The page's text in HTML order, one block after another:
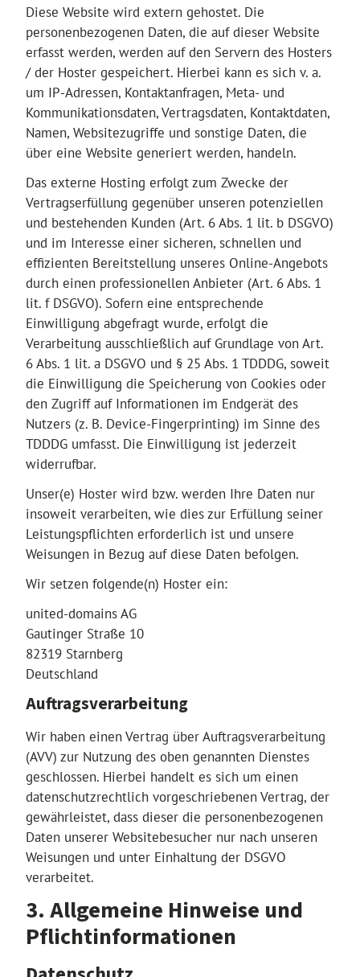
Diese Website wird extern gehostet. Die
personenbezogenen Daten, die auf dieser Website
erfasst werden, werden auf den Servern des Hosters
/ der Hoster gespeichert. Hierbei kann es sich v. a.
um IP-Adressen, Kontaktanfragen, Meta- und
Kommunikationsdaten, Vertragsdaten, Kontaktdaten,
Namen, Websitezugriffe und sonstige Daten, die
über eine Website generiert werden, handeln.
Das externe Hosting erfolgt zum Zwecke der
Vertragserfüllung gegenüber unseren potenziellen
und bestehenden Kunden (Art. 6 Abs. 1 lit. b DSGVO)
und im Interesse einer sicheren, schnellen und
effizienten Bereitstellung unseres Online-Angebots
durch einen professionellen Anbieter (Art. 6 Abs. 1
lit. f DSGVO). Sofern eine entsprechende
Einwilligung abgefragt wurde, erfolgt die
Verarbeitung ausschließlich auf Grundlage von Art.
6 Abs. 1 lit. a DSGVO und § 25 Abs. 1 TDDDG, soweit
die Einwilligung die Speicherung von Cookies oder
den Zugriff auf Informationen im Endgerät des
Nutzers (z. B. Device-Fingerprinting) im Sinne des
TDDDG umfasst. Die Einwilligung ist jederzeit
widerrufbar.
Unser(e) Hoster wird bzw. werden Ihre Daten nur
insoweit verarbeiten, wie dies zur Erfüllung seiner
Leistungspflichten erforderlich ist und unsere
Weisungen in Bezug auf diese Daten befolgen.
Wir setzen folgende(n) Hoster ein:
united-domains AG
Gautinger Straße 10
82319 Starnberg
Deutschland
Auftragsverarbeitung
Wir haben einen Vertrag über Auftragsverarbeitung
(AVV) zur Nutzung des oben genannten Dienstes
geschlossen. Hierbei handelt es sich um einen
datenschutzrechtlich vorgeschriebenen Vertrag, der
gewährleistet, dass dieser die personenbezogenen
Daten unserer Websitebesucher nur nach unseren
Weisungen und unter Einhaltung der DSGVO
verarbeitet.
3. Allgemeine Hinweise und
Pflicht­informationen